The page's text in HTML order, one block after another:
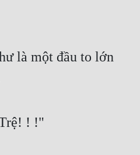
là một đầu to lớn
! !"